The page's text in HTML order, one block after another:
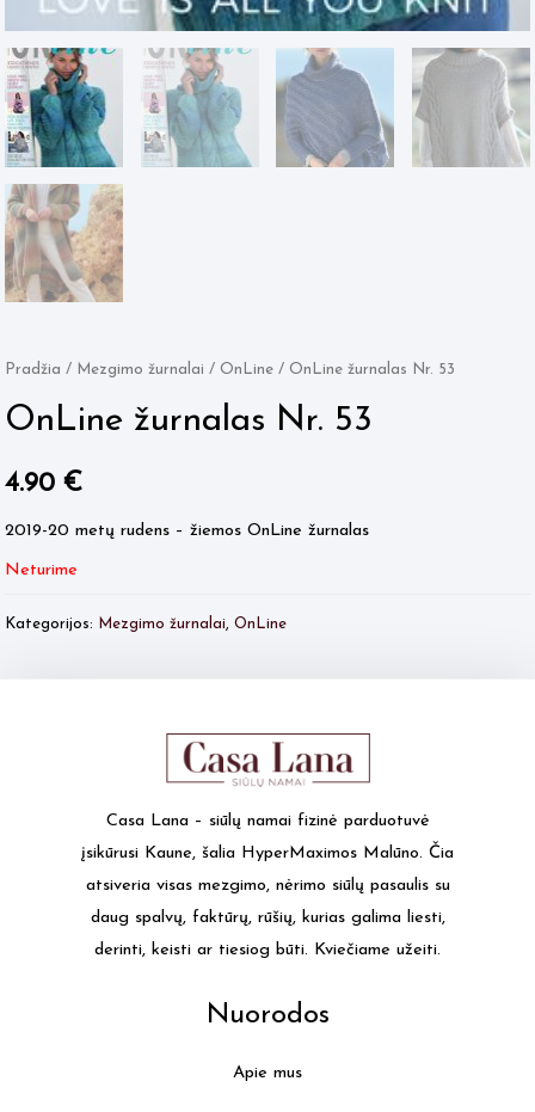
Pradžia / Mezgimo žurnalai / OnLine / OnLine žurnalas Nr. 53
OnLine žurnalas Nr. 53
4.90 €
2019-20 metų rudens – žiemos OnLine žurnalas
Neturime
Kategorijos: Mezgimo žurnalai, OnLine
Casa Lana – siūlų namai fizinė parduotuvė
įsikūrusi Kaune, šalia HyperMaximos Malūno. Čia
atsiveria visas mezgimo, nėrimo siūlų pasaulis su
daug spalvų, faktūrų, rūšių, kurias galima liesti,
derinti, keisti ar tiesiog būti. Kviečiame užeiti.
Nuorodos
Apie mus